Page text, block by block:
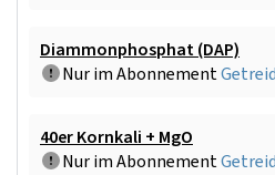
Diammonphosphat (DAP)
Nur im Abonnement
40er Kornkali + MgO
Nur im Abonnement